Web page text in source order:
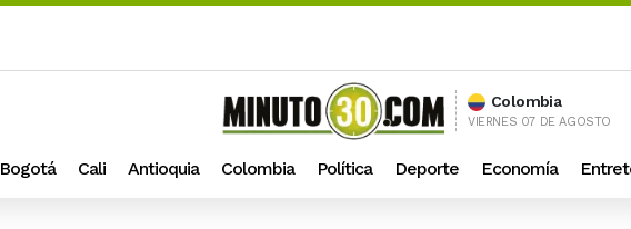
Colombia
VIERNES 07 DE AGOSTO
Bogotá Cali Antioquia Colombia Política Deporte Economía